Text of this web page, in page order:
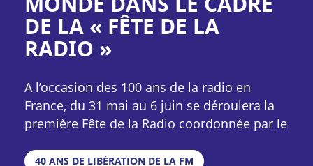
DE LA « FÊTE DE LA
RADIO »
A l’occasion des 100 ans de la radio en
France, du 31 mai au 6 juin se déroulera la
première Fête de la Radio coordonnée par le
pleinement à cette célébration et s’engage
40 ANS DE LIBÉRATION DE LA FM